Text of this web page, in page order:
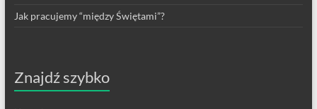
Jak pracujemy “między Świętami”?
Znajdź szybko